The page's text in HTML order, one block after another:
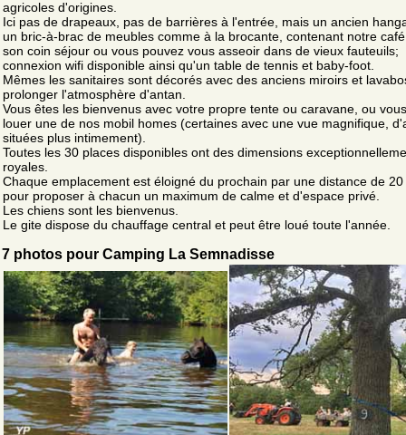
agricoles d'origines.
Ici pas de drapeaux, pas de barrières à l'entrée, mais un ancien
un bric-à-brac de meubles comme à la brocante, contenant notre
son coin séjour ou vous pouvez vous asseoir dans de vieux fauteuils;
connexion wifi disponible ainsi qu'un table de tennis et baby-foot.
Mêmes les sanitaires sont décorés avec des anciens miroirs et
prolonger l'atmosphère d'antan.
Vous êtes les bienvenus avec votre propre tente ou caravane, ou
louer une de nos mobil homes (certaines avec une vue magnifique,
situées plus intimement).
Toutes les 30 places disponibles ont des dimensions
royales.
Chaque emplacement est éloigné du prochain par une distance de
pour proposer à chacun un maximum de calme et d'espace privé.
Les chiens sont les bienvenus.
Le gite dispose du chauffage central et peut être loué toute l'année.
7 photos pour Camping La Semnadisse